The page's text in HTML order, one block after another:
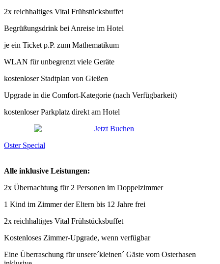
2x reichhaltiges Vital Frühstücksbuffet
Begrüßungsdrink bei Anreise im Hotel
je ein Ticket p.P. zum Mathematikum
WLAN für unbegrenzt viele Geräte
kostenloser Stadtplan von Gießen
Upgrade in die Comfort-Kategorie (nach Verfügbarkeit)
kostenloser Parkplatz direkt am Hotel
Oster Special
Alle inklusive Leistungen:
2x Übernachtung für 2 Personen im Doppelzimmer
1 Kind im Zimmer der Eltern bis 12 Jahre frei
2x reichhaltiges Vital Frühstücksbuffet
Kostenloses Zimmer-Upgrade, wenn verfügbar
Eine Überraschung für unsere´kleinen´ Gäste vom Osterhasen